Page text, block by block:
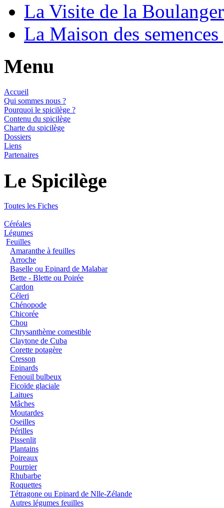
La Visite de la
La Maison des
Menu
Accueil
Qui sommes nous ?
Pourquoi le spicilège ?
Contenu du spicilège
Charte du spicilège
Dossiers
Liens
Partenaires
Le Spicilège
Toutes les Fiches
Céréales
Légumes
Feuilles
Amaranthe à feuilles
Arroche
Baselle ou Epinard de Malabar
Bette - Blette ou Poirée
Cardon
Céleri
Chénopode
Chicorée
Chou
Chrysanthème comestible
Claytone de Cuba
Corette potagère
Cresson
Epinards
Fenouil bulbeux
Ficoïde glaciale
Laitues
Mâches
Moutardes
Oseilles
Périlles
Pissenlit
Plantains
Poireaux
Pourpier
Rhubarbe
Roquettes
Tétragone ou Epinard de Nlle-Zélande
Autres légumes feuilles